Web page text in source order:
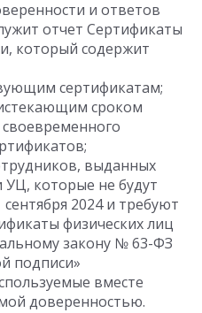
и ответов
отчет Сертификаты
который содержит
сертификатам;
сроком
выданных
которые не будут
2024 и требуют
физических лиц
закону № 63-ФЗ
подписи»
вместе
доверенностью.